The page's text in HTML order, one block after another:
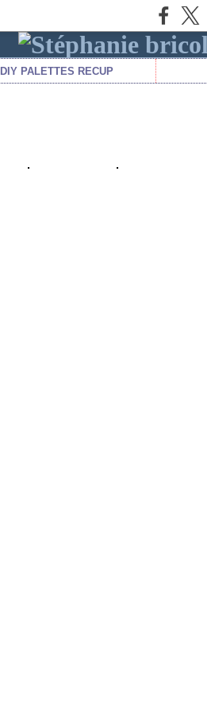
DIY PALETTES RECUP